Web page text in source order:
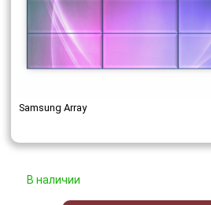
Samsung Array
В наличии